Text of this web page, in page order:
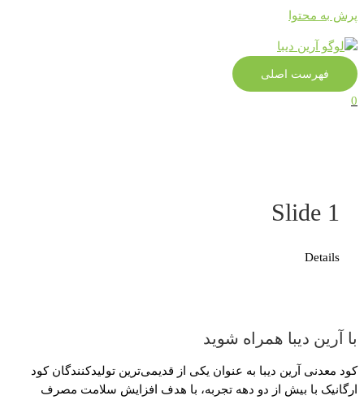
پرش به محتوا
فهرست اصلی
0
Slide 1
Details
با آرین دیبا همراه شوید​
کود معدنی آرین دیبا به عنوان یکی از قدیمی‌ترین تولیدکنندگان کود
ارگانیک با بیش از دو دهه تجربه، با هدف افزایش سلامت مصرف